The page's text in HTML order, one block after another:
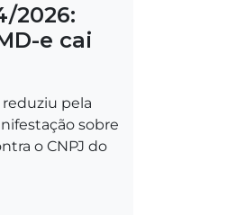
2026:
e cai
reduziu pela
sobre
o CNPJ do